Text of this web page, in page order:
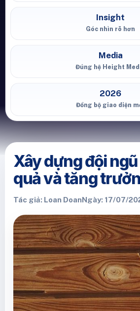
Insight
Góc nhìn rõ hơn
Media
Đúng hệ Height
2026
Đồng bộ giao diện
Xây dựng đội
quả và tăng
Tác giả: Loan DoanNgày: 17/07/